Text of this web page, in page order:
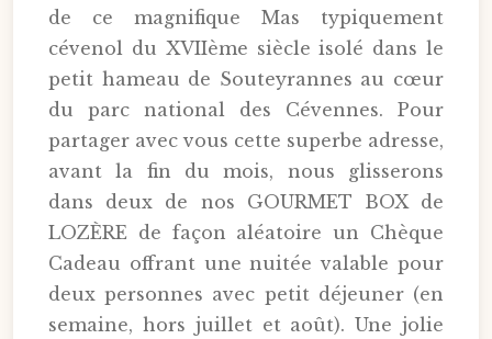
de ce magnifique Mas typiquement
cévenol du XVIIème siècle isolé dans le
petit hameau de Souteyrannes au cœur
du parc national des Cévennes. Pour
partager avec vous cette superbe adresse,
avant la fin du mois, nous glisserons
dans deux de nos GOURMET BOX de
LOZÈRE de façon aléatoire un Chèque
Cadeau offrant une nuitée valable pour
deux personnes avec petit déjeuner (en
semaine, hors juillet et août). Une jolie